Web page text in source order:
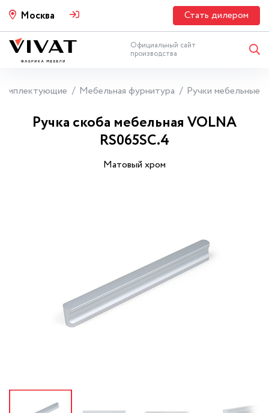
Москва Стать дилером
Официальный сайт
производства
Мебельная фурнитура Ручки мебельные
Ручка скоба мебельная VOLNA
RS065SC.4
Матовый хром